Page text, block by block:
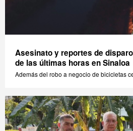
Asesinato y reportes de
de las últimas horas en Sinaloa
Además del robo a negocio de bicicletas